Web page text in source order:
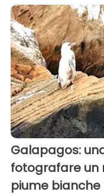
Galapagos:
fotografare un
piume bianche